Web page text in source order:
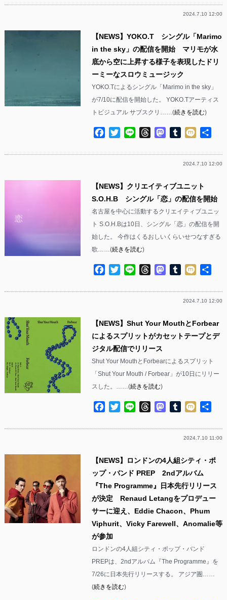
2024.7.10 12:00
【NEWS】YOKO.T シングル「Marimo
in the sky」の配信を開始 マリモが水
底から空に上昇する様子を表現したドリ
ーミーなスロウミュージック
YOKO.Tによるシングル「Marimo in the sky」
が7/10に配信を開始した。 YOKO.Tアーティス
トビジュアル サブスクリ……(続きを読む)
Facebook
TwitterLine ThreadsMastodon
Tumblr
Mixi
2024.7.10 12:00
【NEWS】クリエイティブユニット
S.O.H.B シングル「恋」の配信を開始
名古屋を中心に活動するクリエイティブユニッ
ト S.O.H.Bは10日、シングル「恋」の配信を開
始した。 今作はくるおしいくらいせつなすぎる
歌……(続きを読む)
Facebook
TwitterLine ThreadsMastodon
Tumblr
Mixi
2024.7.10 12:00
【NEWS】Shut Your MouthとForbear
によるスプリットがカセットテープとデ
ジタル配信でリリース
Shut Your MouthとForbearによるスプリット
「Shut Your Mouth / Forbear」が10日にリリー
スした。……(続きを読む)
Facebook
TwitterLine ThreadsMastodon
Tumblr
Mixi
2024.7.10 11:00
【NEWS】ロンドンの4人組シティ・ポ
ップ・バンド PREP 2ndアルバム
『The Programme』日本先行リリース
が決定 Renaud Letangをプロデュー
サーに迎え、Eddie Chacon、Phum
Viphurit、Vicky Farewell、Anomalie等
が参加
ロンドンの4人組シティ・ポップ・バンド
PREPは、2ndアルバム『The Programme』を
7/26に日本先行リリースする。 アジア圏……
(続きを読む)